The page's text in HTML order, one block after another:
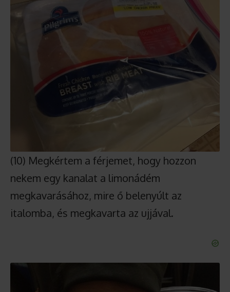
(10) Megkértem a férjemet, hogy hozzon
nekem egy kanalat a limonádém
megkavarásához, mire ő belenyúlt az
italomba, és megkavarta az ujjával.